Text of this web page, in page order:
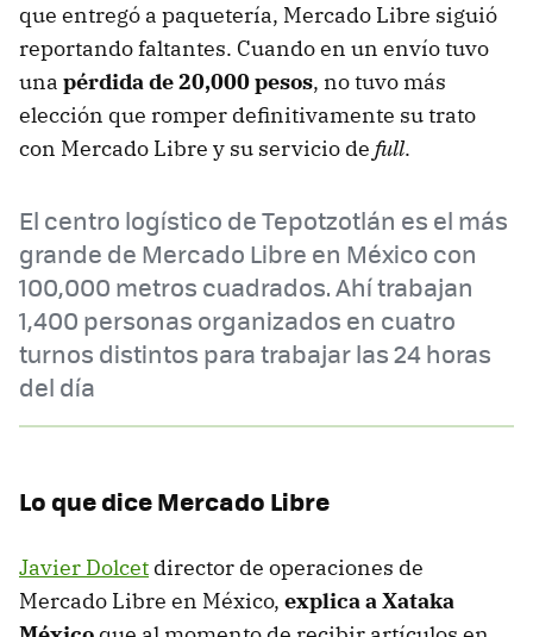
que entregó a paquetería, Mercado Libre siguió
reportando faltantes. Cuando en un envío tuvo
una pérdida de 20,000 pesos, no tuvo más
elección que romper definitivamente su trato
con Mercado Libre y su servicio de full.
El centro logístico de Tepotzotlán es el más
grande de Mercado Libre en México con
100,000 metros cuadrados. Ahí trabajan
1,400 personas organizados en cuatro
turnos distintos para trabajar las 24 horas
del día
Lo que dice Mercado Libre
Javier Dolcet director de operaciones de
Mercado Libre en México, explica a Xataka